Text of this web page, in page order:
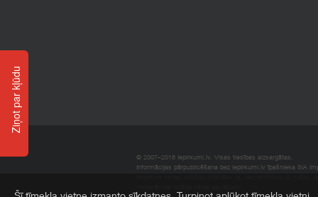
© 2007–2018 Iepirkumi.lv. Visas tiesības aizsargātas.
Informācijas pārpublicēšana bez iepirkumi.lv īpašnieka SIA
Ziņot par kļūdu